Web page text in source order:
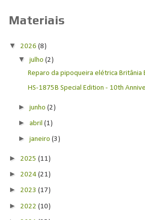
Materiais
▼ 2026(8)
▼julho(2)
Reparo da pipoqueira elétrica Britânia
HS-1875B Special Edition - 10th
►junho(2)
►abril(1)
►janeiro(3)
► 2025(11)
► 2024(21)
► 2023(17)
► 2022(10)